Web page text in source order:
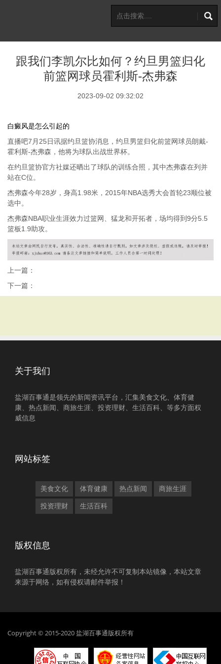
跟我们李凯尔比如何？约旦男篮归化
前篮网球员霍利斯-杰弗森
2023-09-02 09:32:02
白癜风是怎么引起的
直播吧7月25日讯据约旦篮协消息，约旦男篮归化前篮网球员朗戴-
霍利斯-杰弗森，他将为球队出战世界杯。
在约旦篮协官方社媒还晒出了球队的训练合照，其中杰弗森在列并
站在C位。
杰弗森今年28岁，身高1.98米，2015年NBA选秀大会首轮23顺位被
选中。
杰弗森NBA职业生涯效力过篮网、猛龙和开拓者，场均得到9分5.5
篮板1.9助攻。
上一篇：
下一篇：
关于我们
盐湖百事通是领先的新闻资讯平台，汇集美食文化、体育健
康、热点新闻、商旅生涯、投资理财、生活百科、等多方面权
威信息
网站标签
美食文化 体育健康 热点新闻 商旅生涯
投资理财 生活百科
版权信息
盐湖百事通版权所有，未经允许不可复制本站镜像，本站文章
来源于网络，如有侵权请邮件举报！
Copyright © 2015-2020 盐湖百事通版权所有